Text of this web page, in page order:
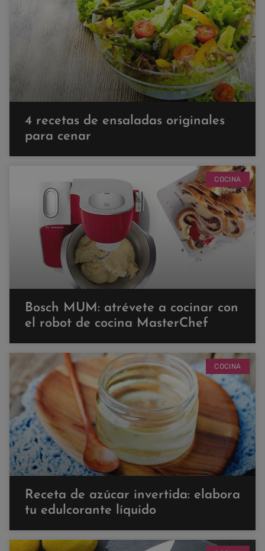
4 recetas de ensaladas originales
para cenar
COCINA
Bosch MUM: atrévete a cocinar con
el robot de cocina MasterChef
COCINA
Receta de azúcar invertida: elabora
tu edulcorante líquido